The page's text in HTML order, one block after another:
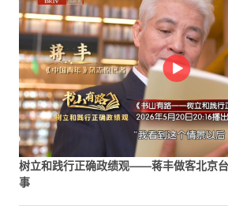
树立和践行正确政绩观——蒋丰做客北京
事